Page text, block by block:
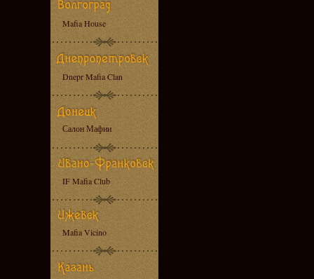
Mafia House
Dnepr Mafia Clan
Салон Мафии
IF Mafia Club
Mafia Vicino